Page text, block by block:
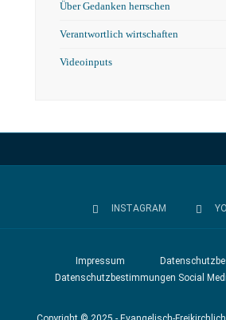
Über Gedanken herrschen
Verantwortlich wirtschaften
Videoinputs
INSTAGRAM
Impressum
Datenschutzbestimmungen Social